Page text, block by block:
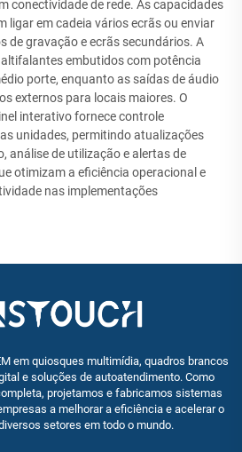
conectividade de rede. As capacidades
ligar em cadeia vários ecrãs ou enviar
de gravação e ecrãs secundários. A
embutidos com potência
porte, enquanto as saídas de áudio
externos para locais maiores. O
interativo fornece controle
unidades, permitindo atualizações
análise de utilização e alertas de
otimizam a eficiência operacional e
nas implementações
em quiosques multimídia, quadros brancos
e soluções de autoatendimento. Como
projetamos e fabricamos sistemas
a melhorar a eficiência e acelerar o
setores em todo o mundo.